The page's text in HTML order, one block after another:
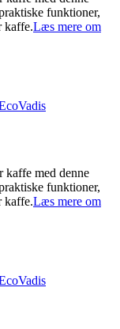
funktioner,
kaffe.Læs mere om
kaffe med denne
funktioner,
kaffe.Læs mere om